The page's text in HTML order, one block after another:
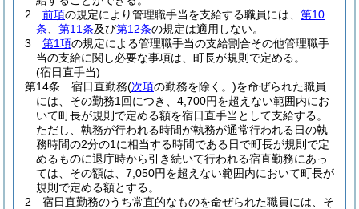
2
前項の規定により管理職手当を支給する職員には、 第10
条
第11条及び第12条の規定は適用しない。
3
第1項の規定による管理職手当の支給割合その他管理職手
当の支給に関し必要な事項は、町長が規則で定める。
(宿日直手当)
第14条
宿日直勤務(次項の勤務を除く。)を命ぜられた職員
には、その勤務1回につき、4,700円を超えない範囲内にお
いて町長が規則で定める額を宿日直手当として支給する。
ただし、執務が行われる時間が執務が通常行われる日の執
務時間の2分の1に相当する時間である日で町長が規則で定
めるものに退庁時から引き続いて行われる宿直勤務にあっ
ては、その額は、7,050円を超えない範囲内において町長が
規則で定める額とする。
2
宿日直勤務のうち常直的なものを命ぜられた職員には、そ